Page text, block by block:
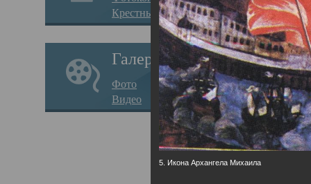
Крестные ходы
Галерея
Фото
Видео
5. Икона Архангела Михаила